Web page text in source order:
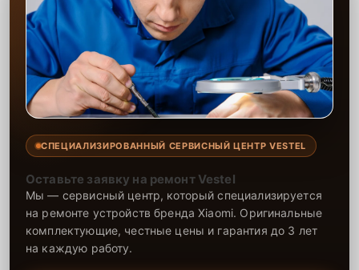
СПЕЦИАЛИЗИРОВАННЫЙ СЕРВИСНЫЙ ЦЕНТР VESTEL
Оставьте заявку на ремонт Vestel
Мы — сервисный центр, который специализируется
на ремонте устройств бренда Xiaomi. Оригинальные
комплектующие, честные цены и гарантия до 3 лет
на каждую работу.